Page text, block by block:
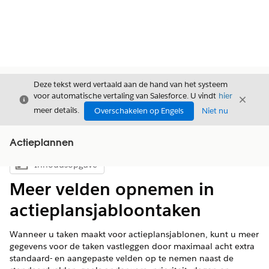
Sluiten
Deze tekst werd vertaald aan de hand van het systeem
voor automatische vertaling van Salesforce. U vindt hier
meer details.
Overschakelen op Engels Niet nu
Sluiten
Actieplannen
Inhoudsopgave weergeven
Inhoudsopgave
Meer velden opnemen in
actieplansjabloontaken
Wanneer u taken maakt voor actieplansjablonen, kunt u meer
gegevens voor de taken vastleggen door maximaal acht extra
standaard- en aangepaste velden op te nemen naast de